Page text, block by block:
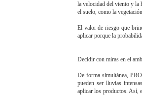
la velocidad del viento y la
el suelo, como la
El valor de riesgo que
aplicar porque la
Decidir con miras en el
De forma simultánea,
pueden ser lluvias
aplicar los productos. Así,